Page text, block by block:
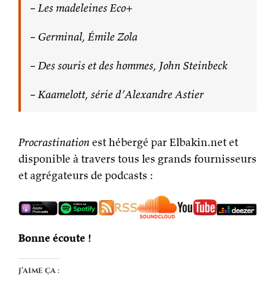
– Les madeleines Eco+
– Germinal, Émile Zola
– Des souris et des hommes, John Steinbeck
– Kaamelott, série d’Alexandre Astier
Procrastinationest hébergé par Elbakin.net et
disponible à travers tous les grands fournisseurs
et agrégateurs de podcasts :
Bonne écoute !
J’aime ça :